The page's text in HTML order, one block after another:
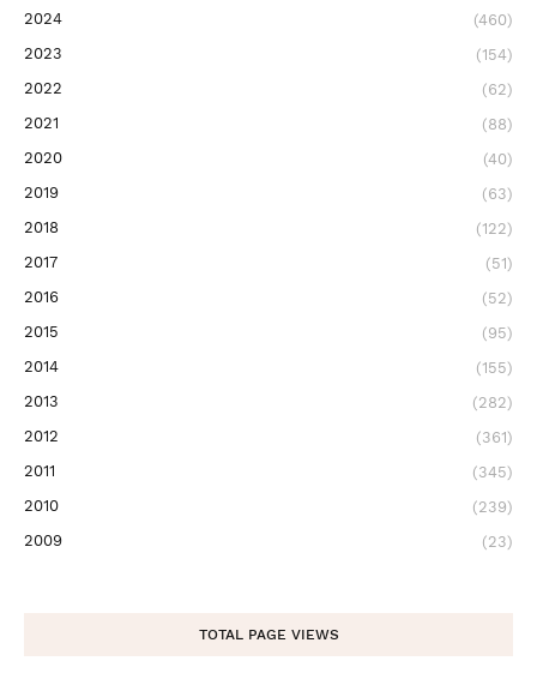
2024
(460)
2023
(154)
2022
(62)
2021
(88)
2020
(40)
2019
(63)
2018
(122)
2017
(51)
2016
(52)
2015
(95)
2014
(155)
2013
(282)
2012
(361)
2011
(345)
2010
(239)
2009
(23)
TOTAL PAGE VIEWS